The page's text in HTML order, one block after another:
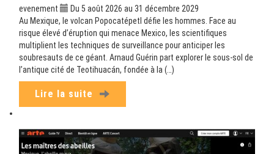
evenement
Du 5 août 2026 au 31 décembre 2029
Au Mexique, le volcan Popocatépetl défie les hommes. Face au
risque élevé d’éruption qui menace Mexico, les scientifiques
multiplient les techniques de surveillance pour anticiper les
soubresauts de ce géant. Arnaud Guérin part explorer le sous-sol de
l’antique cité de Teotihuacán, fondée à la (…)
Lire la suite